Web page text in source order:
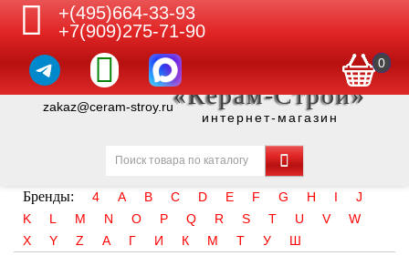
+(495)664-33-93
+7(909)275-71-90
0
zakaz@ceram-stroy.ru«Керам-Строй»
интернет-магазин
Бренды: 4 A B C D E F G H I
J
K
L M N O P Q R S T U V
W
X
Y Z А Г И К М Т У Ш